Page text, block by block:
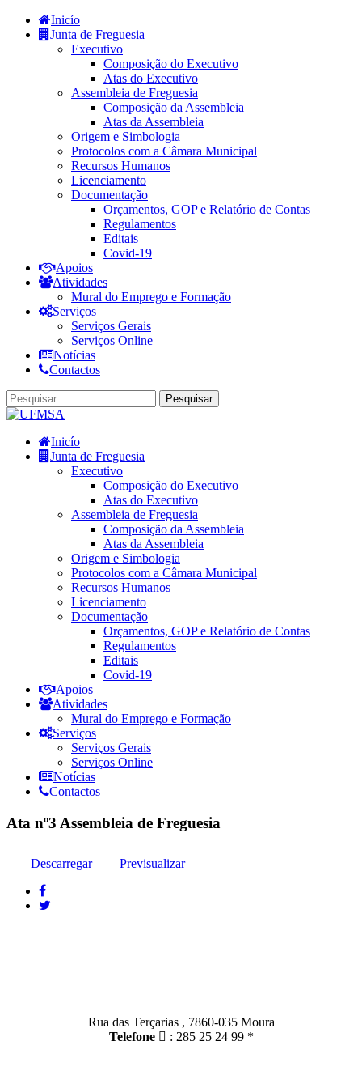
Inicío
Junta de Freguesia
Executivo
Composição do Executivo
Atas do Executivo
Assembleia de Freguesia
Composição da Assembleia
Atas da Assembleia
Origem e Simbologia
Protocolos com a Câmara Municipal
Recursos Humanos
Licenciamento
Documentação
Orçamentos, GOP e Relatório de Contas
Regulamentos
Editais
Covid-19
Apoios
Atividades
Mural do Emprego e Formação
Serviços
Serviços Gerais
Serviços Online
Notícias
Contactos
Inicío
Junta de Freguesia
Executivo
Composição do Executivo
Atas do Executivo
Assembleia de Freguesia
Composição da Assembleia
Atas da Assembleia
Origem e Simbologia
Protocolos com a Câmara Municipal
Recursos Humanos
Licenciamento
Documentação
Orçamentos, GOP e Relatório de Contas
Regulamentos
Editais
Covid-19
Apoios
Atividades
Mural do Emprego e Formação
Serviços
Serviços Gerais
Serviços Online
Notícias
Contactos
Ata nº3 Assembleia de Freguesia
Descarregar Previsualizar
Rua das Terçarias , 7860-035 Moura
Telefone
: 285 25 24 99 *